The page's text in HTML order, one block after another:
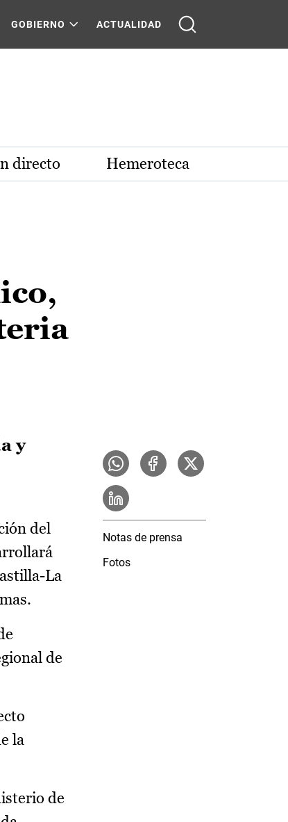
GOBIERNO ACTUALIDAD
directo Hemeroteca
y
del
La
de
la
de
Notas de prensa
Fotos